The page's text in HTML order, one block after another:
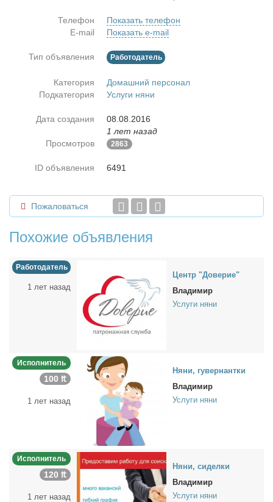
Телефон
Показать телефон
E-mail
Показать e-mail
Тип объявления Работодатель
Категория
Домашний персонал
Подкатегория
Услуги няни
Дата создания
08.08.2016
1 лет назад
Просмотров
2863
ID объявления 6491
Пожаловаться
Похожие объявления
Работодатель
1 лет назад
Центр "До­ве­рие"
Владимир
Услуги няни
Исполнитель
100 ₶
1 лет назад
Ня­ни, гу­вер­нант­ки
Владимир
Услуги няни
Исполнитель
120 ₶
1 лет назад
Ня­ни, си­дел­ки
Владимир
Услуги няни